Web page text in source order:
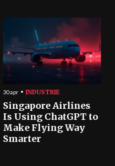
30 apr INDUSTRIE
Singapore Airlines
Is Using ChatGPT to
Make Flying Way
Smarter